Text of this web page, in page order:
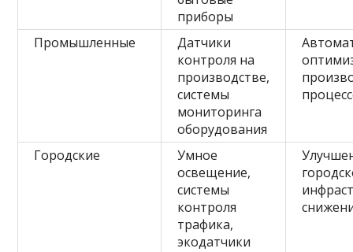
приборы
Промышленные
Датчики
контроля на
производстве,
системы
мониторинга
оборудования
Городские
Умное
освещение,
системы
контроля
трафика,
экодатчики